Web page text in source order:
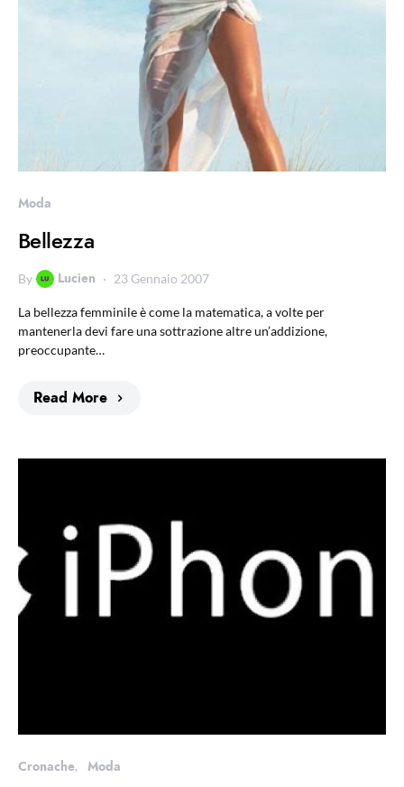
Moda
Bellezza
By Lucien 23 Gennaio 2007
La bellezza femminile è come la matematica, a volte per
mantenerla devi fare una sottrazione altre un’addizione,
preoccupante…
Read More
Cronache Moda